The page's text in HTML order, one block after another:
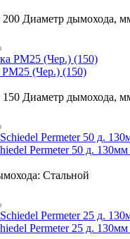
200 Диаметр дымохода,
(Чер.) (150)
150 Диаметр дымохода,
Permeter 50 д.
Стальной
Permeter 25 д.